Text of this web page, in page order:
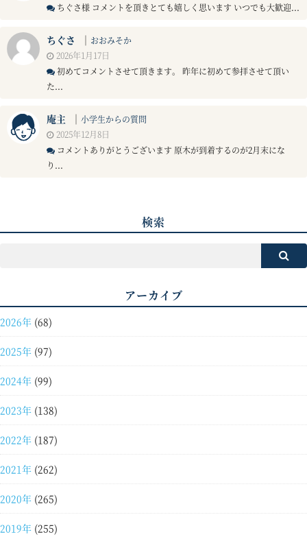
ちぐさ様 コメントを頂きとても嬉しく思います いつでも大歓迎...
ちぐさ ｜ おおみそか
2026年1月17日
初めてコメントさせて頂きます。 昨年に初めて参拝させて頂い
た...
庵主 ｜ 小学生からの質問
2025年12月8日
コメントありがとうございます 原木が到着するのが2月末にな
り...
検索
アーカイブ
2026年 (68)
2025年 (97)
2024年 (99)
2023年 (138)
2022年 (187)
2021年 (262)
2020年 (265)
2019年 (255)